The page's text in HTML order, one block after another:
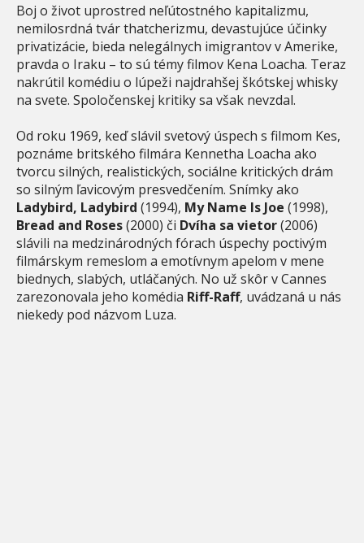
Boj o život uprostred neľútostného kapitalizmu,
nemilosrdná tvár thatcherizmu, devastujúce účinky
privatizácie, bieda nelegálnych imigrantov v Amerike,
pravda o Iraku – to sú témy filmov Kena Loacha. Teraz
nakrútil komédiu o lúpeži najdrahšej škótskej whisky
na svete. Spoločenskej kritiky sa však nevzdal.
Od roku 1969, keď slávil svetový úspech s filmom Kes,
poznáme britského filmára Kennetha Loacha ako
tvorcu silných, realistických, sociálne kritických drám
so silným ľavicovým presvedčením. Snímky ako
Ladybird, Ladybird (1994), My Name Is Joe (1998),
Bread and Roses(2000) či Dvíha sa vietor(2006)
slávili na medzinárodných fórach úspechy poctivým
filmárskym remeslom a emotívnym apelom v mene
biednych, slabých, utláčaných. No už skôr v Cannes
zarezonovala jeho komédia Riff-Raff, uvádzaná u nás
niekedy pod názvom Luza.